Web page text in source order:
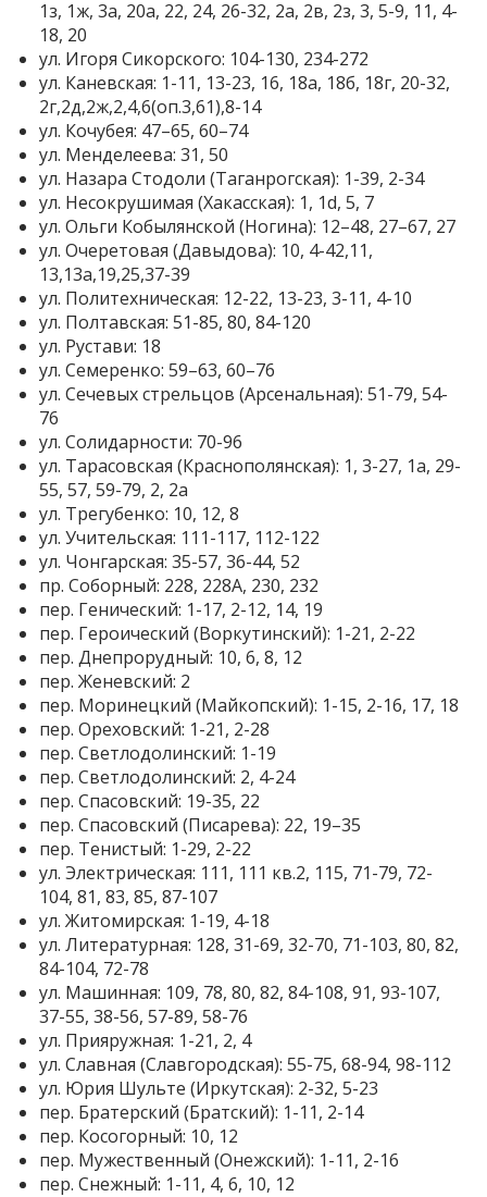
1з, 1ж, 3а, 20а, 22, 24, 26-32, 2а, 2в, 2з, 3, 5-9, 11, 4-
18, 20
ул. Игоря Сикорского: 104-130, 234-272
ул. Каневская: 1-11, 13-23, 16, 18а, 18б, 18г, 20-32,
2г,2д,2ж,2,4,6(оп.3,61),8-14
ул. Кочубея: 47–65, 60–74
ул. Менделеева: 31, 50
ул. Назара Стодоли (Таганрогская): 1-39, 2-34
ул. Несокрушимая (Хакасская): 1, 1d, 5, 7
ул. Ольги Кобылянской (Ногина): 12–48, 27–67, 27
ул. Очеретовая (Давыдова): 10, 4-42,11,
13,13а,19,25,37-39
ул. Политехническая: 12-22, 13-23, 3-11, 4-10
ул. Полтавская: 51-85, 80, 84-120
ул. Рустави: 18
ул. Семеренко: 59–63, 60–76
ул. Сечевых стрельцов (Арсенальная): 51-79, 54-
76
ул. Солидарности: 70-96
ул. Тарасовская (Краснополянская): 1, 3-27, 1а, 29-
55, 57, 59-79, 2, 2а
ул. Трегубенко: 10, 12, 8
ул. Учительская: 111-117, 112-122
ул. Чонгарская: 35-57, 36-44, 52
пр. Соборный: 228, 228А, 230, 232
пер. Генический: 1-17, 2-12, 14, 19
пер. Героический (Воркутинский): 1-21, 2-22
пер. Днепрорудный: 10, 6, 8, 12
пер. Женевский: 2
пер. Моринецкий (Майкопский): 1-15, 2-16, 17, 18
пер. Ореховский: 1-21, 2-28
пер. Светлодолинский: 1-19
пер. Светлодолинский: 2, 4-24
пер. Спасовский: 19-35, 22
пер. Спасовский (Писарева): 22, 19–35
пер. Тенистый: 1-29, 2-22
ул. Электрическая: 111, 111 кв.2, 115, 71-79, 72-
104, 81, 83, 85, 87-107
ул. Житомирская: 1-19, 4-18
ул. Литературная: 128, 31-69, 32-70, 71-103, 80, 82,
84-104, 72-78
ул. Машинная: 109, 78, 80, 82, 84-108, 91, 93-107,
37-55, 38-56, 57-89, 58-76
ул. Прияружная: 1-21, 2, 4
ул. Славная (Славгородская): 55-75, 68-94, 98-112
ул. Юрия Шульте (Иркутская): 2-32, 5-23
пер. Братерский (Братский): 1-11, 2-14
пер. Косогорный: 10, 12
пер. Мужественный (Онежский): 1-11, 2-16
пер. Снежный: 1-11, 4, 6, 10, 12